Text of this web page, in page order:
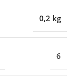
0,2 kg
6